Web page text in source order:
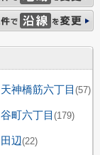
天神橋筋六丁目 (57)
谷町六丁目 (179)
田辺(22)